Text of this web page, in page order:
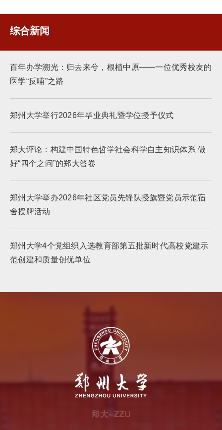
综合新闻
百年办学溯光：归去来兮，根植中原——一位优秀校友的
医学“反哺”之路
郑州大学举行2026年毕业典礼暨学位授予仪式
郑大评论：构建中国特色哲学社会科学自主知识体系 做
好“四个之问”的郑大答卷
郑州大学举办2026年社区党员先锋队授旗暨党员示范宿
舍授牌活动
郑州大学4个党组织入选教育部第五批新时代高校党建示
范创建和质量创优单位